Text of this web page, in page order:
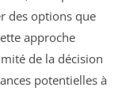
des options que
approche
de la décision
potentielles à